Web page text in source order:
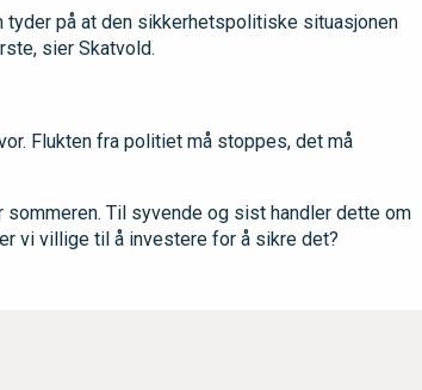
på at den sikkerhetspolitiske situasjonen
sier Skatvold.
Flukten fra politiet må stoppes, det må
Til syvende og sist handler dette om
vi villige til å investere for å sikre det?